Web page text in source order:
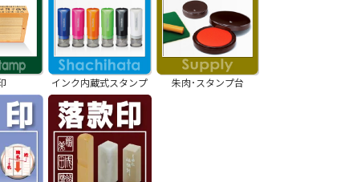
インク内蔵式スタンプ 朱肉･スタンプ台